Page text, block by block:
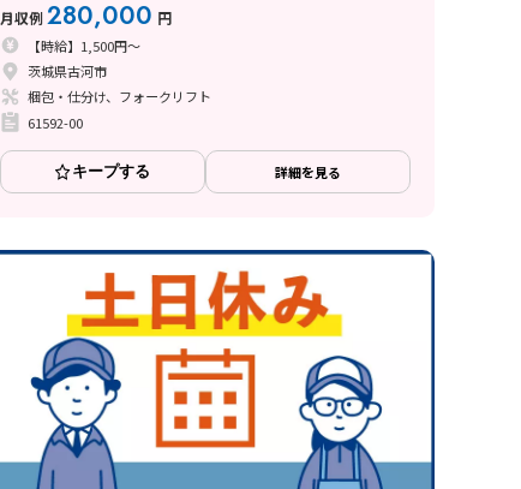
月収例280,000 円
【時給】1,500円～
茨城県古河市
梱包・仕分け、フォークリフト
61592-00
キープする 詳細を見る